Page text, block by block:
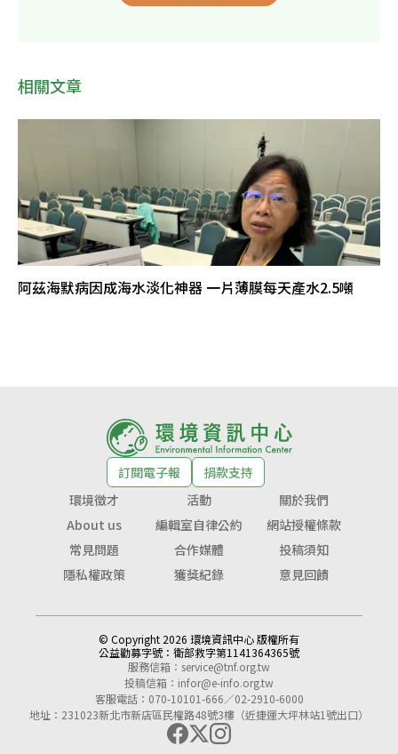
相關文章
阿茲海默病因成海水淡化神器 一片薄膜每天產水2.5噸
訂閱電子報
捐款支持
環境徵才
活動
關於我們
About us
編輯室自律公約
網站授權條款
常見問題
合作媒體
投稿須知
隱私權政策
獲獎紀錄 意見回饋
© Copyright 2026 環境資訊中心 版權所有
公益勸募字號： 衛部救字第1141364365號
服務信箱： service@tnf.org.tw
投稿信箱： infor@e-info.org.tw
客服電話：070-10101-666／02-2910-6000
地址：231023新北市新店區民權路48號3樓（近捷運大坪林站1號出口）